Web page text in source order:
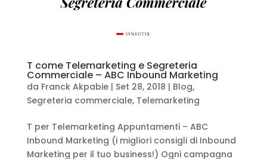
T come Telemarketing e Segreteria
Commerciale – ABC Inbound Marketing
da Franck Akpabie| Set 28, 2018 | Blog,
Segreteria commerciale, Telemarketing
T per Telemarketing Appuntamenti – ABC
Inbound Marketing (i migliori consigli di Inbound
Marketing per il tuo business!) Ogni campagna